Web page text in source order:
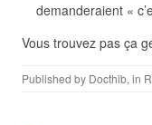
demanderaient «
Vous trouvez pas ça
Published by Docthib, in